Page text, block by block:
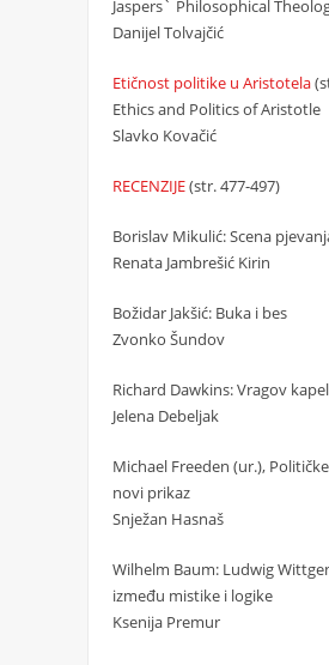
Jaspers` Philosophical
Danijel Tolvajčić
Etičnost politike u Aristotela
Ethics and Politics of Aristotle
Slavko Kovačić
RECENZIJE(str. 477-497)
Borislav Mikulić: Scena
Renata Jambrešić Kirin
Božidar Jakšić: Buka i bes
Zvonko Šundov
Richard Dawkins: Vragov
Jelena Debeljak
Michael Freeden (ur.),
novi prikaz
Snježan Hasnaš
Wilhelm Baum: Ludwig
između mistike i logike
Ksenija Premur